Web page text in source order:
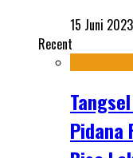
15 Juni 2023
Recent
Pidana